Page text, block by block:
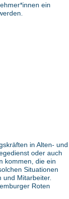
ein
in Alten- und
oder auch
kommen, die ein
Situationen
Mitarbeiter.
Roten